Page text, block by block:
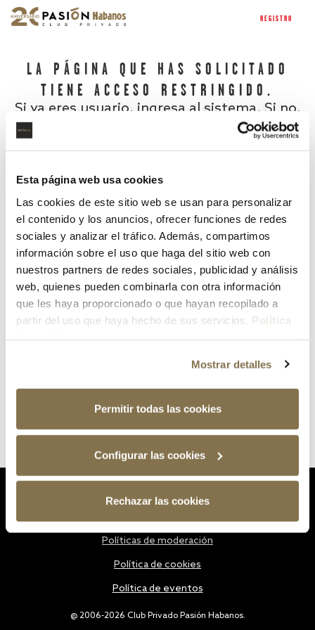
Esta página web usa cookies
Las cookies de este sitio web se usan para personalizar
el contenido y los anuncios, ofrecer funciones de redes
sociales y analizar el tráfico. Además, compartimos
información sobre el uso que haga del sitio web con
nuestros partners de redes sociales, publicidad y análisis
web, quienes pueden combinarla con otra información
que les haya proporcionado o que hayan recopilado a
partir del uso que haya hecho de sus servicios. Política
Mostrar detalles
Permitir todas las cookies
Configurar las cookies
Rechazar las cookies
REGISTRO
LA PÁGINA QUE HAS SOLICITADO
TIENE ACCESO RESTRINGIDO.
Si ya eres usuario, ingresa al sistema. Si no,
¿Has olvidado tu contraseña?
@ 2006-2026 Club Privado Pasión Habanos.
Políticas de moderación
Política de cookies
Política de eventos